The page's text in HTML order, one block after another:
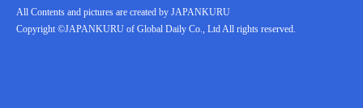
All Contents and pictures are created by JAPANKURU
Copyright ©JAPANKURU of Global Daily Co., Ltd All rights reserved.